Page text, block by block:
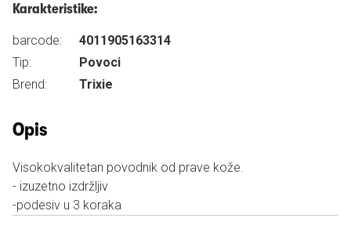
Karakteristike:
barcode:
4011905163314
Tip:
Povoci
Brend:
Trixie
Opis
Visokokvalitetan povodnik od prave kože.
- izuzetno izdržljiv
-podesiv u 3 koraka